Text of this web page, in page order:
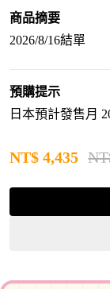
商品摘要
2026/8/16結單
預購提示
日本預計發售月
NT$ 4,435